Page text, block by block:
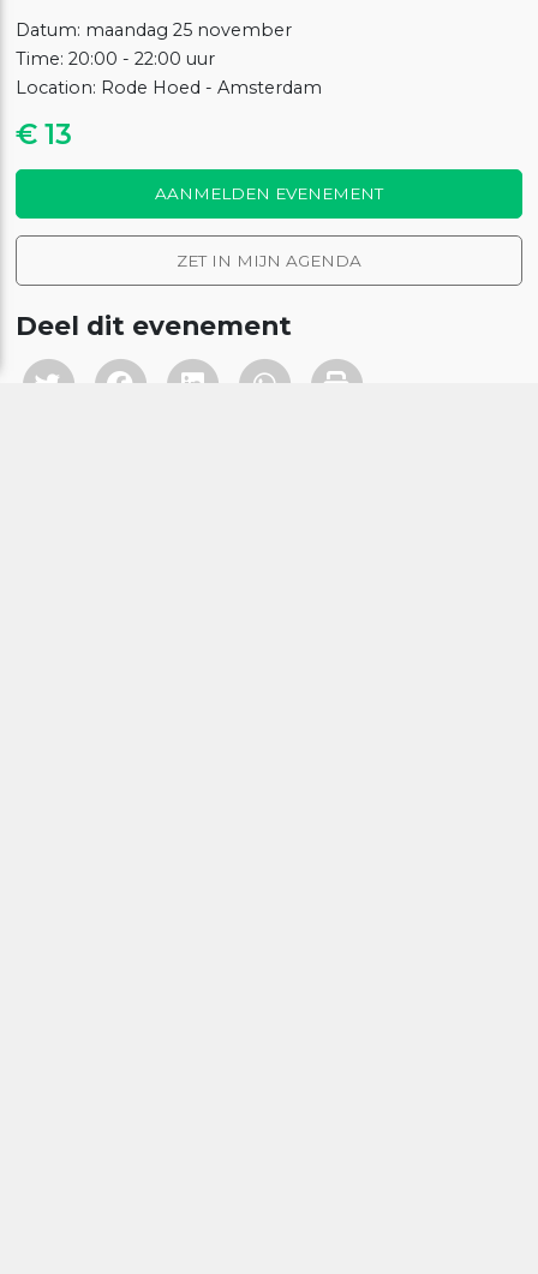
Datum: maandag 25 november
Time: 20:00 - 22:00 uur
Location: Rode Hoed - Amsterdam
€ 13
AANMELDEN EVENEMENT
ZET IN MIJN AGENDA
Deel dit evenement